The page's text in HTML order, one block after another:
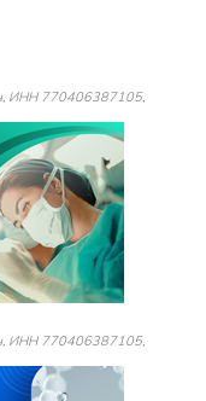
ИНН 770406387105,
ИНН 770406387105,